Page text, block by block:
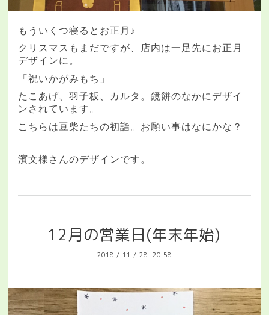
もういくつ寝るとお正月♪
クリスマスもまだですが、店内は一足先にお正月
デザインに。
「祝いかがみもち」
たこあげ、羽子板、カルタ。鏡餅のなかにデザイ
ンされています。
こちらは豆柴たちの初詣。お願い事はなにかな？
濱文様さんのデザインです。
12月の営業日(年末年始)
2018 / 11 / 28 20:58